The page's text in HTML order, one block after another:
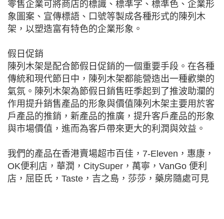
零售企業可將商店的標識、標準字、標準色、企業形
象圖案、宣傳標語、口號等製成各種形式的陳列木
架，以塑造富有特色的企業形象。
假日促銷
陳列木架是配合節假日促銷的一個重要手段。在各種
傳統和現代節日中，陳列木架都能營造出一種歡樂的
氣氛。陳列木架為節假日銷售旺季起到了推波助瀾的
作用提升銷售產品的形象與價值陳列木架主要用於客
戶產品的推銷，新產品的推廣，提升客戶產品的形象
與市場價值，進而為客戶帶來更大的利潤與效益。
我們的產品在香港賣場超市百佳，7-Eleven，惠康，
OK便利店，華潤，CitySuper，萬寧，VanGo 便利
店，屈臣氏，Taste，吉之島，莎莎，藥房隨處可見